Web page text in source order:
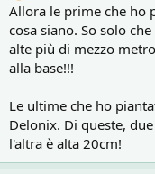
Allora le prime che ho
cosa siano. So solo
alte più di mezzo
alla base!!!
Le ultime che ho
Delonix. Di queste,
l'altra è alta 20cm!